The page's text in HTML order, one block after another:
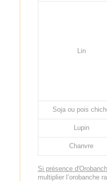
Lin
Soja ou pois
Lupin
Chanvre
Si présence
multiplier l’orobanche